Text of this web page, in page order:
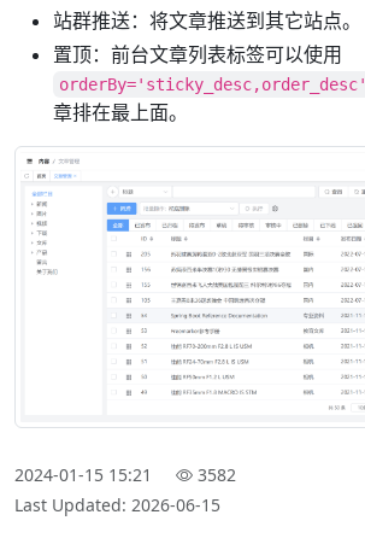
站群推送：将文章推送到其它站点。
置顶：前台文章列表标签可以使用
orderBy='sticky_desc,order_desc'
章排在最上面。
2024-01-15 15:21
3582
Last Updated: 2026-06-15